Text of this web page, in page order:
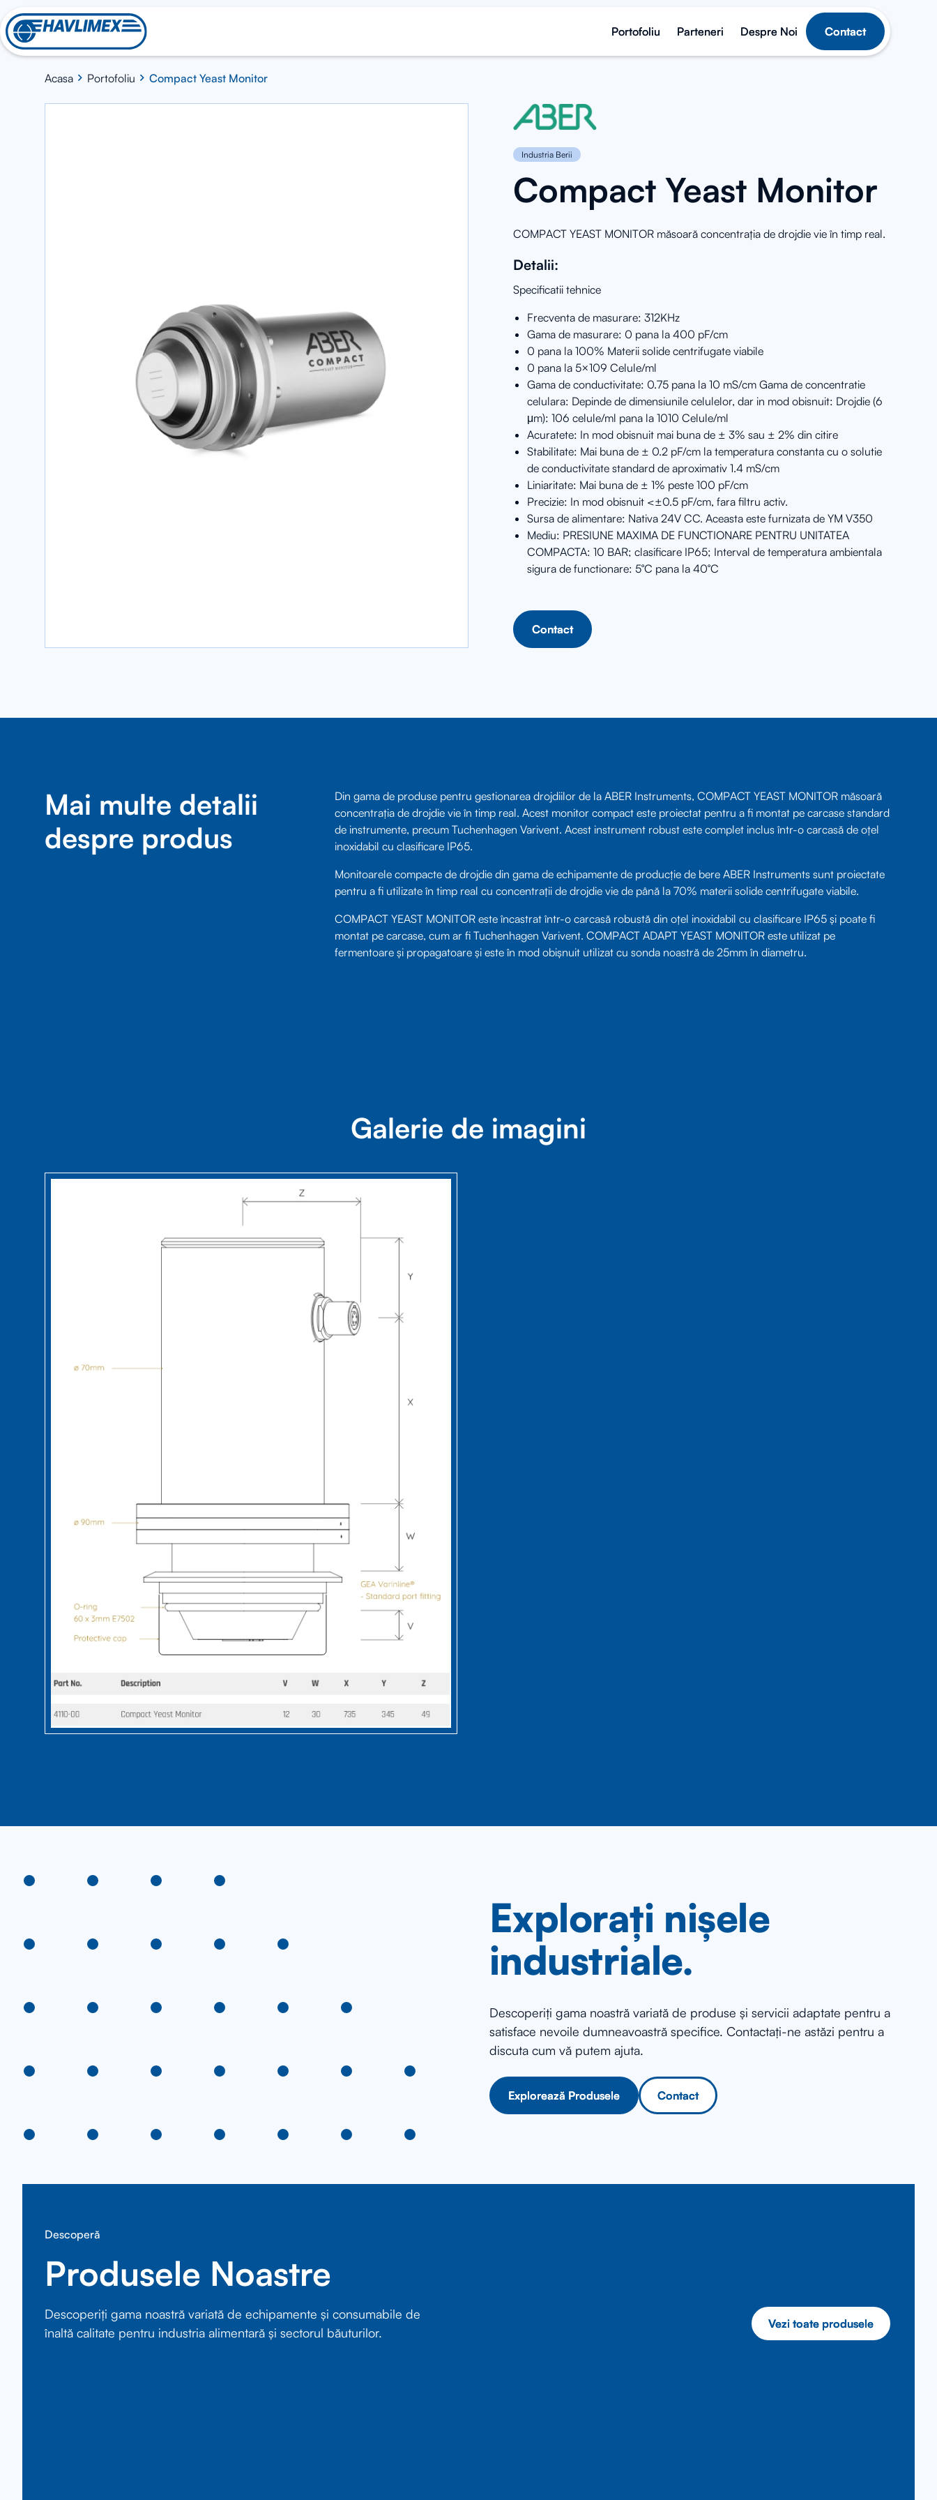
Portofoliu
Portofoliu Parteneri
Parteneri Despre Noi
Despre Noi Contact
Contact
Acasa Portofoliu Compact Yeast Monitor
Industria Berii
Compact Yeast Monitor
COMPACT YEAST MONITOR măsoară concentrația de drojdie vie în timp real.
Detalii:
Specificatii tehnice
Frecventa de masurare: 312KHz
Gama de masurare: 0 pana la 400 pF/cm
0 pana la 100% Materii solide centrifugate viabile
0 pana la 5×109 Celule/ml
Gama de conductivitate: 0.75 pana la 10 mS/cm Gama de concentratie
celulara: Depinde de dimensiunile celulelor, dar in mod obisnuit: Drojdie (6
μm): 106 celule/ml pana la 1010 Celule/ml
Acuratete: In mod obisnuit mai buna de ± 3% sau ± 2% din citire
Stabilitate: Mai buna de ± 0.2 pF/cm la temperatura constanta cu o solutie
de conductivitate standard de aproximativ 1.4 mS/cm
Liniaritate: Mai buna de ± 1% peste 100 pF/cm
Precizie: In mod obisnuit <±0.5 pF/cm, fara filtru activ.
Sursa de alimentare: Nativa 24V CC. Aceasta este furnizata de YM V350
Mediu: PRESIUNE MAXIMA DE FUNCTIONARE PENTRU UNITATEA
COMPACTA: 10 BAR; clasificare IP65; Interval de temperatura ambientala
sigura de functionare: 5°C pana la 40°C
Contact
Contact
Mai multe detalii
despre produs
Din gama de produse pentru gestionarea drojdiilor de la ABER Instruments, COMPACT YEAST MONITOR măsoară
concentrația de drojdie vie în timp real. Acest monitor compact este proiectat pentru a fi montat pe carcase standard
de instrumente, precum Tuchenhagen Varivent. Acest instrument robust este complet inclus într-o carcasă de oțel
inoxidabil cu clasificare IP65.
Monitoarele compacte de drojdie din gama de echipamente de producție de bere ABER Instruments sunt proiectate
pentru a fi utilizate în timp real cu concentrații de drojdie vie de până la 70% materii solide centrifugate viabile.
COMPACT YEAST MONITOR este încastrat într-o carcasă robustă din oțel inoxidabil cu clasificare IP65 și poate fi
montat pe carcase, cum ar fi Tuchenhagen Varivent. COMPACT ADAPT YEAST MONITOR este utilizat pe
fermentoare și propagatoare și este în mod obișnuit utilizat cu sonda noastră de 25mm în diametru.
Galerie de imagini
Explorați nișele
industriale.
Descoperiți gama noastră variată de produse și servicii adaptate pentru a
satisface nevoile dumneavoastră specifice. Contactați-ne astăzi pentru a
discuta cum vă putem ajuta.
Explorează Produsele
Explorează Produsele Contact
Contact
Descoperă
Produsele Noastre
Descoperiți gama noastră variată de echipamente și consumabile de
înaltă calitate pentru industria alimentară și sectorul băuturilor.
Vezi toate produsele
Vezi toate produsele